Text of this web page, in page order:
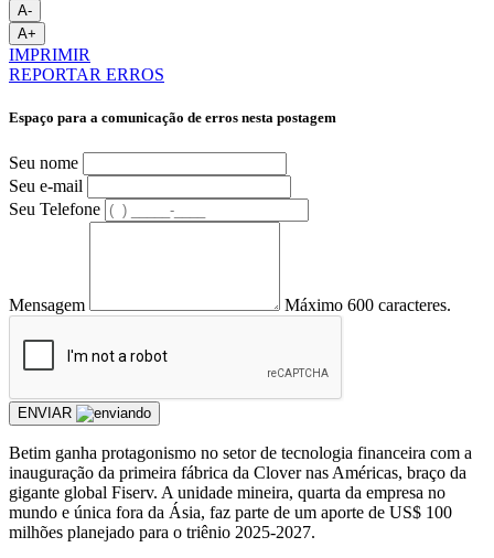
A-
A+
IMPRIMIR
REPORTAR ERROS
Espaço para a comunicação de erros nesta postagem
Seu nome
Seu e-mail
Seu Telefone
Mensagem Máximo 600 caracteres.
ENVIAR
Betim ganha protagonismo no setor de tecnologia financeira com a
inauguração da primeira fábrica da Clover nas Américas, braço da
gigante global Fiserv. A unidade mineira, quarta da empresa no
mundo e única fora da Ásia, faz parte de um aporte de US$ 100
milhões planejado para o triênio 2025-2027.